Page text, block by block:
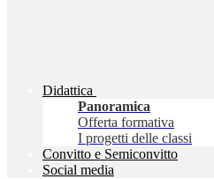
Didattica
Panoramica
Offerta formativa
I progetti delle classi
Convitto e Semiconvitto
Social media